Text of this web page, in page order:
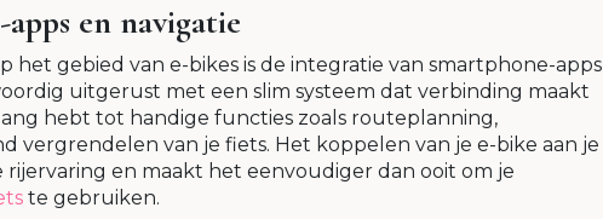
en navigatie
het gebied van e-bikes is de integratie van smartphone-apps
uitgerust met een slim systeem dat verbinding maakt
hebt tot handige functies zoals routeplanning,
vergrendelen van je fiets. Het koppelen van je e-bike aan je
en maakt het eenvoudiger dan ooit om je
te gebruiken.